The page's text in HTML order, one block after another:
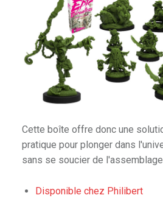
Cette boîte offre donc une
pratique pour plonger dans
sans se soucier de
Disponible chez Philibert